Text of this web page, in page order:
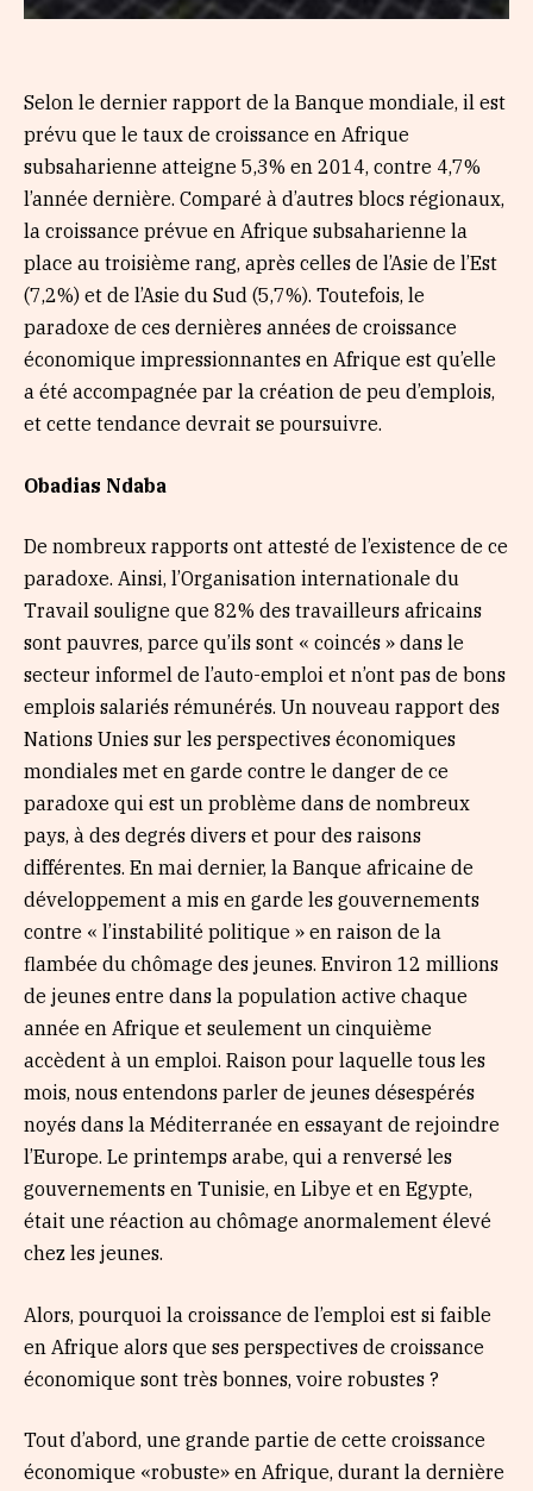
Selon le dernier rapport de la Banque mondiale, il est
prévu que le taux de croissance en Afrique
subsaharienne atteigne 5,3% en 2014, contre 4,7%
l’année dernière. Comparé à d’autres blocs régionaux,
la croissance prévue en Afrique subsaharienne la
place au troisième rang, après celles de l’Asie de l’Est
(7,2%) et de l’Asie du Sud (5,7%). Toutefois, le
paradoxe de ces dernières années de croissance
économique impressionnantes en Afrique est qu’elle
a été accompagnée par la création de peu d’emplois,
et cette tendance devrait se poursuivre.
Obadias Ndaba
De nombreux rapports ont attesté de l’existence de ce
paradoxe. Ainsi, l’Organisation internationale du
Travail souligne que 82% des travailleurs africains
sont pauvres, parce qu’ils sont « coincés » dans le
secteur informel de l’auto-emploi et n’ont pas de bons
emplois salariés rémunérés. Un nouveau rapport des
Nations Unies sur les perspectives économiques
mondiales met en garde contre le danger de ce
paradoxe qui est un problème dans de nombreux
pays, à des degrés divers et pour des raisons
différentes. En mai dernier, la Banque africaine de
développement a mis en garde les gouvernements
contre « l’instabilité politique » en raison de la
flambée du chômage des jeunes. Environ 12 millions
de jeunes entre dans la population active chaque
année en Afrique et seulement un cinquième
accèdent à un emploi. Raison pour laquelle tous les
mois, nous entendons parler de jeunes désespérés
noyés dans la Méditerranée en essayant de rejoindre
l’Europe. Le printemps arabe, qui a renversé les
gouvernements en Tunisie, en Libye et en Egypte,
était une réaction au chômage anormalement élevé
chez les jeunes.
Alors, pourquoi la croissance de l’emploi est si faible
en Afrique alors que ses perspectives de croissance
économique sont très bonnes, voire robustes ?
Tout d’abord, une grande partie de cette croissance
économique «robuste» en Afrique, durant la dernière